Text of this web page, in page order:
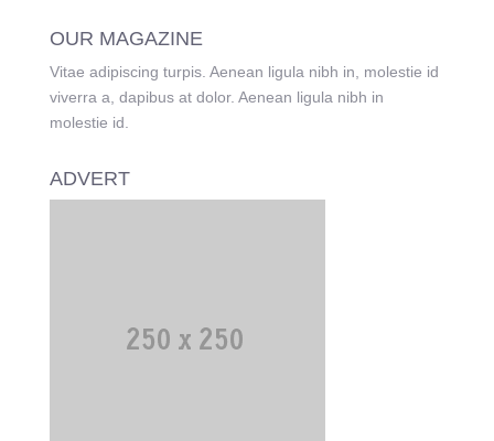
OUR MAGAZINE
Vitae adipiscing turpis. Aenean ligula nibh in, molestie id
viverra a, dapibus at dolor. Aenean ligula nibh in
molestie id.
ADVERT